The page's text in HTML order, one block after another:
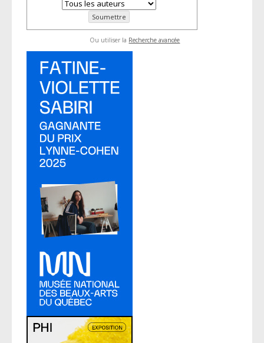
Ou utiliser la Recherche avancée